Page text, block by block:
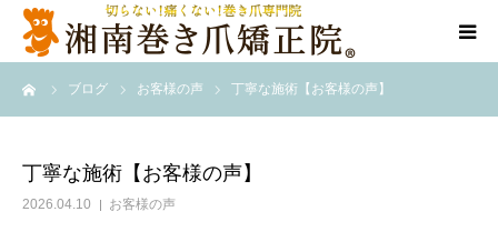
ブログ お客様の声 丁寧な施術【お客様の声】
丁寧な施術【お客様の声】
2026.04.10 お客様の声
代表ご挨拶